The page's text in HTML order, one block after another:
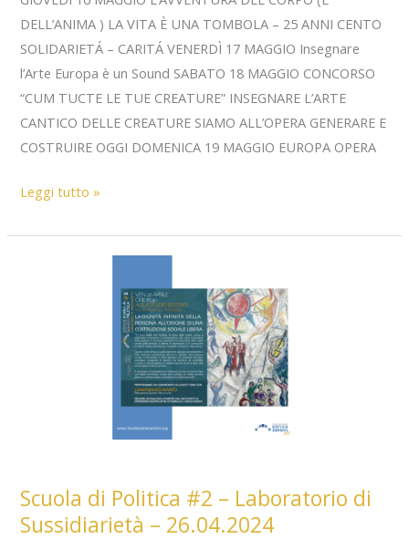
DELL’ANIMA ) LA VITA È UNA TOMBOLA – 25 ANNI CENTO
SOLIDARIETÁ – CARITÁ VENERDÌ 17 MAGGIO Insegnare
l’Arte Europa è un Sound SABATO 18 MAGGIO CONCORSO
“CUM TUCTE LE TUE CREATURE” INSEGNARE L’ARTE
CANTICO DELLE CREATURE SIAMO ALL’OPERA GENERARE E
COSTRUIRE OGGI DOMENICA 19 MAGGIO EUROPA OPERA
IL
in
Leggi tutto »
Scuola di Politica #2 – Laboratorio di
Sussidiarietà – 26.04.2024